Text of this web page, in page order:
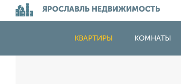
ЯРОСЛАВЛЬ НЕДВИЖИМОСТЬ
КВАРТИРЫ КОМНАТЫ